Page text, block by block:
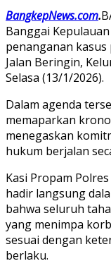
BangkepNews.com.
Banggai
penanganan
Jalan Beringin,
Selasa (13/1/2026).
Dalam agenda
memaparkan
menegaskan
hukum berjalan
Kasi Propam
hadir langsung
bahwa seluruh
yang menimpa
sesuai dengan
berlaku.